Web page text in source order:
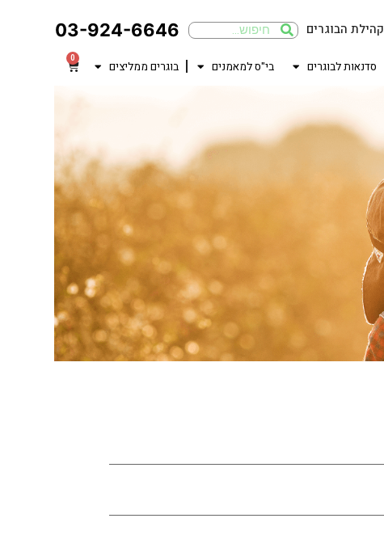
קהילת הבוגרים 03-924-6646
סדנאות לבוגרים בי"ס למאמנים בוגרים ממליצים
0